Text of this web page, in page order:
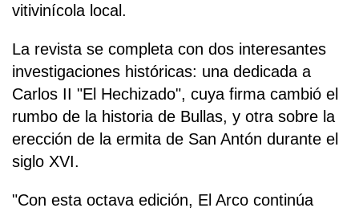
vitivinícola local.
La revista se completa con dos interesantes
investigaciones históricas: una dedicada a
Carlos II "El Hechizado", cuya firma cambió el
rumbo de la historia de Bullas, y otra sobre la
erección de la ermita de San Antón durante el
siglo XVI.
"Con esta octava edición, El Arco continúa